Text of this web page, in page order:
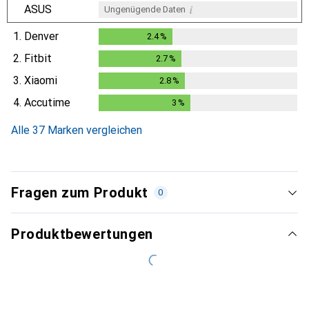
ASUS Ungenügende Daten i
1. Denver 2.4%
2. Fitbit 2.7 %
3. Xiaomi 2.8%
4. Accutime 3 %
Alle 37 Marken vergleichen
Fragen zum Produkt 0
Produktbewertungen